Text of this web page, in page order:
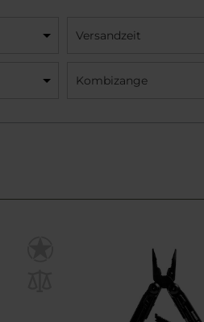
Versandzeit
Kombizange